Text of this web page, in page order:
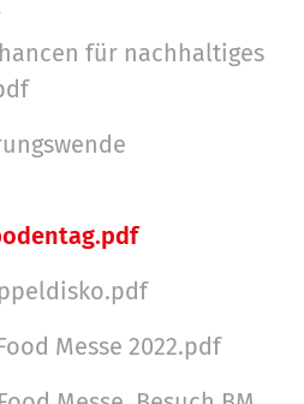
für nachhaltiges
Messe 2022.pdf